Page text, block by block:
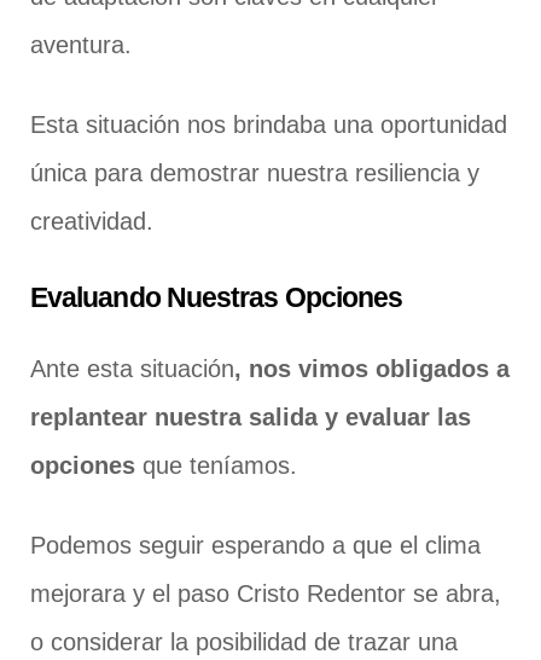
aventura.
Esta situación nos brindaba una oportunidad
única para demostrar nuestra resiliencia y
creatividad.
Evaluando Nuestras Opciones
Ante esta situación, nos vimos obligados a
replantear nuestra salida y evaluar las
opciones que teníamos.
Podemos seguir esperando a que el clima
mejorara y el paso Cristo Redentor se abra,
o considerar la posibilidad de trazar una